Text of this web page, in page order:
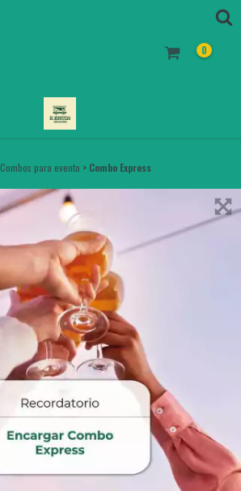
0
Combos para evento > Combo Express